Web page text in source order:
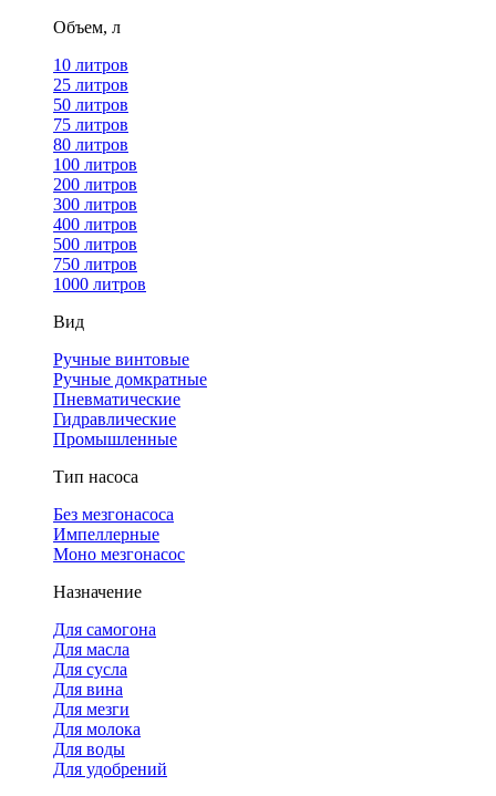
Объем, л
10 литров
25 литров
50 литров
75 литров
80 литров
100 литров
200 литров
300 литров
400 литров
500 литров
750 литров
1000 литров
Вид
Ручные винтовые
Ручные домкратные
Пневматические
Гидравлические
Промышленные
Тип насоса
Без мезгонасоса
Импеллерные
Моно мезгонасос
Назначение
Для самогона
Для масла
Для сусла
Для вина
Для мезги
Для молока
Для воды
Для удобрений